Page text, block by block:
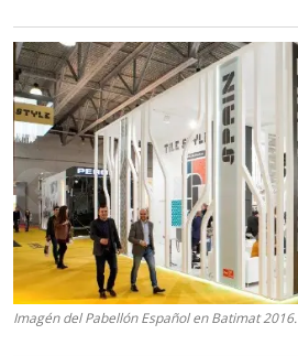
Imagén del Pabellón Español en Batimat 2016.